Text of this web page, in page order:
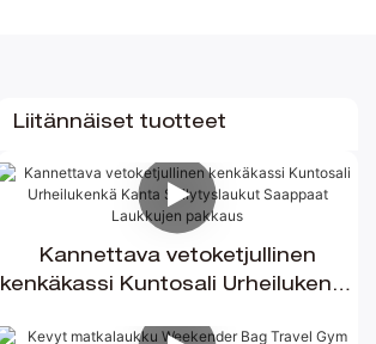
Liitännäiset tuotteet
Kannettava vetoketjullinen
kenkäkassi Kuntosali Urheilukenkä